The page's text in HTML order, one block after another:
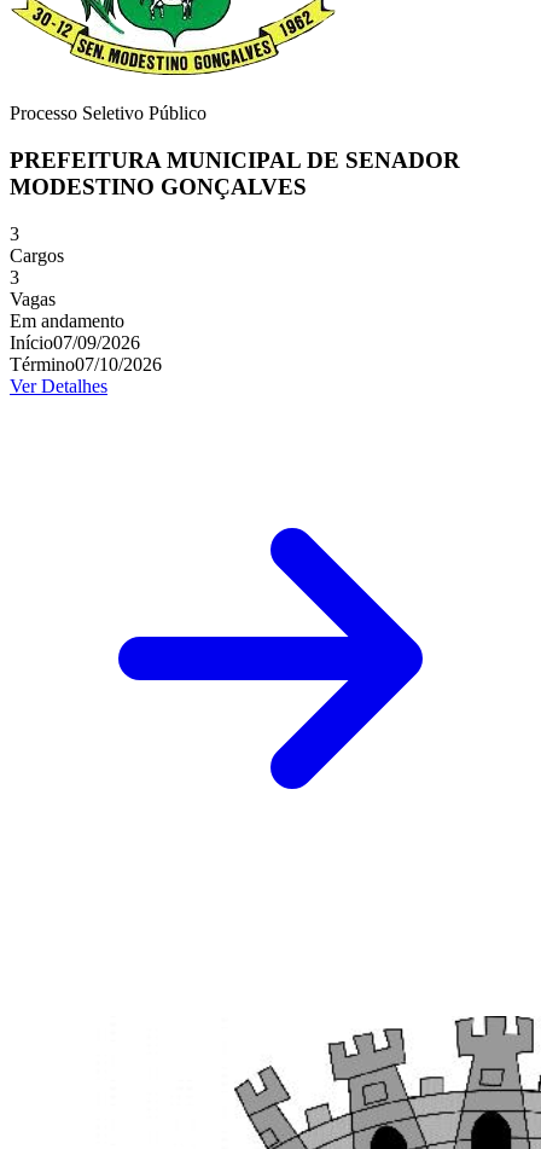
Processo Seletivo Público
PREFEITURA MUNICIPAL DE SENADOR
MODESTINO GONÇALVES
3
Cargos
3
Vagas
Em andamento
Início07/09/2026
Término07/10/2026
Ver Detalhes